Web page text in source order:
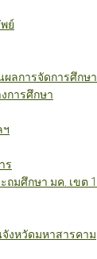
ย์
ลการจัดการศึกษา
การศึกษา
ฯ
ร
ถมศึกษา มค. เขต 1
จังหวัดมหาสารคาม